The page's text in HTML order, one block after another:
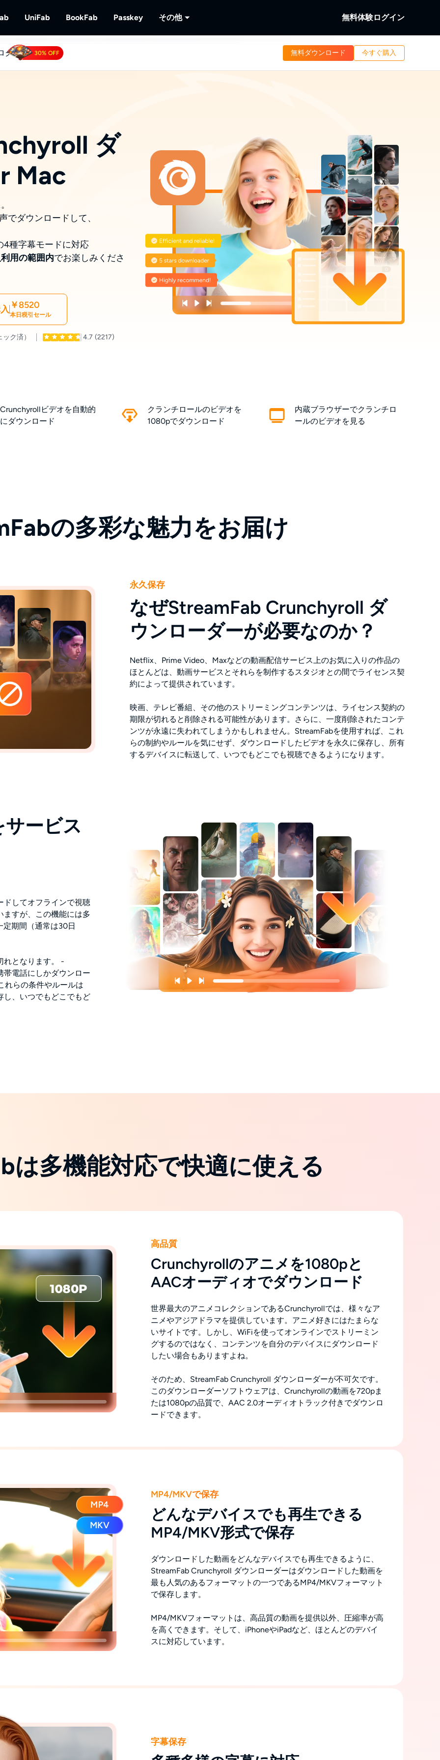
MusicFab
UniFab
UniFab
BookFab Passkey その他 無料体験ログイン
グ 30% OFF 無料ダウンロード 今すぐ購入
ダ
Mac
ダウンロードして、
4種字幕モードに対応
用の範囲内でお楽しみくださ
￥8520
本日税引セール
ク済） 4.7 (2217)
Crunchyrollビデオを自動的
にダウンロード
クランチロールのビデオを
1080pでダウンロード
内蔵ブラウザーでクランチロ
ールのビデオを見る
の多彩な魅力をお届け
永久保存
なぜStreamFab Crunchyroll ダ
ウンローダーが必要なのか？
Netflix、Prime Video、Maxなどの動画配信サービス上のお気に入りの作品の
ほとんどは、動画サービスとそれらを制作するスタジオとの間でライセンス契
約によって提供されています。
映画、テレビ番組、その他のストリーミングコンテンツは、ライセンス契約の
期限が切れると削除される可能性があります。さらに、一度削除されたコンテ
ンツが永遠に失われてしまうかもしれません。StreamFabを使用すれば、これ
らの制約やルールを気にせず、ダウンロードしたビデオを永久に保存し、所有
するデバイスに転送して、いつでもどこでも視聴できるようになります。
ービス
ドしてオフラインで視聴
ますが、この機能には多
期間（通常は30日
れとなります。 -
帯電話にしかダウンロー
れらの条件やルールは
し、いつでもどこでもど
は多機能対応で快適に使える
高品質
Crunchyrollのアニメを1080pと
AACオーディオでダウンロード
世界最大のアニメコレクションであるCrunchyrollでは、様々なア
ニメやアジアドラマを提供しています。アニメ好きにはたまらな
いサイトです。しかし、WiFiを使ってオンラインでストリーミン
グするのではなく、コンテンツを自分のデバイスにダウンロード
したい場合もありますよね。
そのため、StreamFab Crunchyroll ダウンローダーが不可欠です。
このダウンローダーソフトウェアは、Crunchyrollの動画を720pま
たは1080pの品質で、AAC 2.0オーディオトラック付きでダウンロ
ードできます。
MP4/MKVで保存
どんなデバイスでも再生できる
MP4/MKV形式で保存
ダウンロードした動画をどんなデバイスでも再生できるように、
StreamFab Crunchyroll ダウンローダーはダウンロードした動画を
最も人気のあるフォーマットの一つであるMP4/MKVフォーマット
で保存します。
MP4/MKVフォーマットは、高品質の動画を提供以外、圧縮率が高
を高くできます。そして、iPhoneやiPadなど、ほとんどのデバイ
スに対応しています。
字幕保存